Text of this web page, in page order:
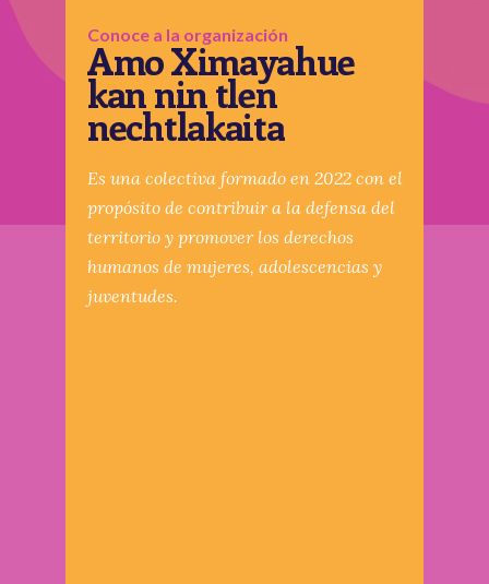
Conoce a la organización
Amo Ximayahue
kan nin tlen
nechtlakaita
Es una colectiva formado en 2022 con el
propósito de contribuir a la defensa del
territorio y promover los derechos
humanos de mujeres, adolescencias y
juventudes.